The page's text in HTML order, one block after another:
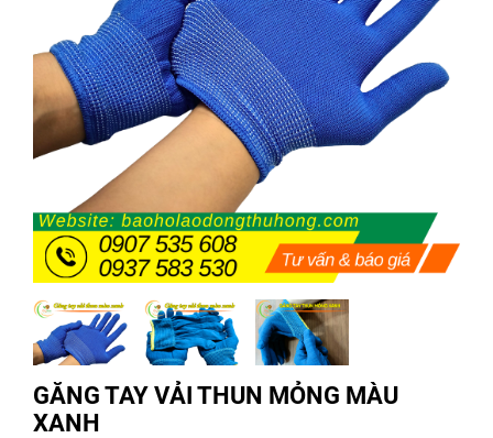
GĂNG TAY VẢI THUN MỎNG MÀU
XANH